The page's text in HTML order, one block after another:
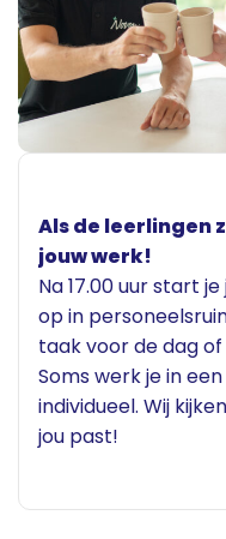
Als de leerlingen
jouw werk!
Na 17.00 uur start
op in
taak voor de dag
Soms werk je in
individueel. Wij
jou past!